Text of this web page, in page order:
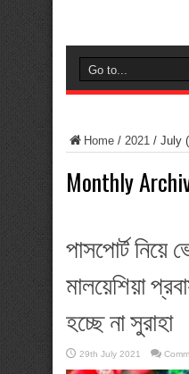
Home / 2021 / July
Monthly
পাসপোর্ট নিয়ে
মালয়েশিয়া
হচ্ছে না সুরাহা
29th July 2021